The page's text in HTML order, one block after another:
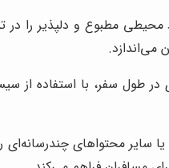
محیطی مطبوع و دلپذیر را
می‌اندازد.
طول سفر، با استفاده از
سایر محتواهای